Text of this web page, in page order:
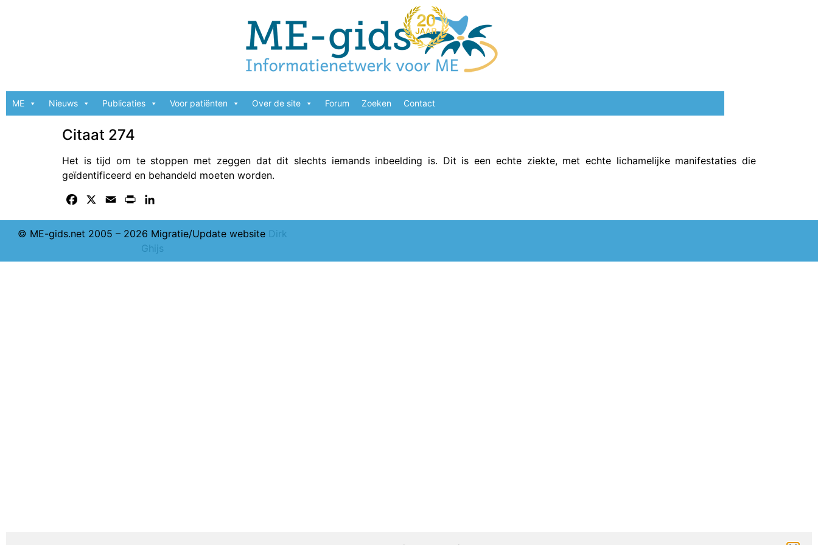
ME Nieuws Publicaties Voor patiënten Over de site Forum Zoeken Contact
Citaat 274
Het is tijd om te stoppen met zeggen dat dit slechts iemands inbeelding is. Dit is een echte ziekte, met echte lichamelijke manifestaties die
geïdentificeerd en behandeld moeten worden.
Facebook Email Print
© ME-gids.net 2005 – 2026 Migratie/Update website Dirk
Ghijs